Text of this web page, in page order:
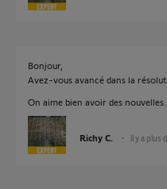
Bonjour,
Avez-vous avancé dans la
On aime bien avoir des nouvelles.
Richy C. il y a plus